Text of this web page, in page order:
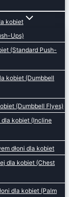
kobiet
Ups)
(Standard Push-
kobiet (Dumbbell
(Dumbbell Flyes)
kobiet (Incline
dłoni dla kobiet
dla kobiet (Chest
dla kobiet (Palm